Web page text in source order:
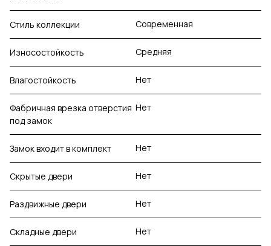
Стиль коллекции Современная
Износостойкость Средняя
Влагостойкость Нет
Фабричная врезка отверстия
под замок
Нет
Замок входит в комплект Нет
Скрытые двери Нет
Раздвижные двери Нет
Складные двери Нет